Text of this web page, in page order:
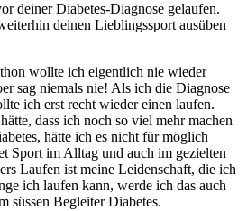
deiner Diabetes-Diagnose gelaufen.
deinen Lieblingssport ausüben
wollte ich eigentlich nie wieder
sag niemals nie! Als ich die Diagnose
ich erst recht wieder einen laufen.
dass ich noch so viel mehr machen
hätte ich es nicht für möglich
Sport im Alltag und auch im gezielten
Laufen ist meine Leidenschaft, die ich
ich laufen kann, werde ich das auch
süssen Begleiter Diabetes.